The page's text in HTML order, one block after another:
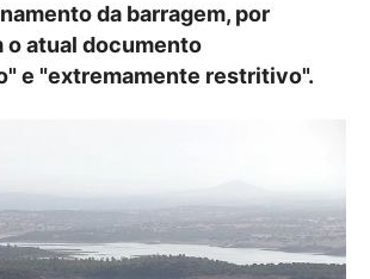
da barragem, por
o atual documento
e "extremamente restritivo".